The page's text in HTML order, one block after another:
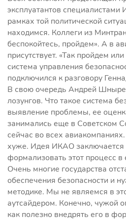
эксплуатантов
рамках той политической
находимся. Коллеги из
беспокойтесь, пройдем». А в
присутствует. «Так пройдем
система управления
подключился к разговору
В свою очередь Андрей
лозунгов. Что такое система
выявление проблемы, ее
занимались еще в Советском
сейчас во всех
хуже. Идея ИКАО заключается
формализовать этот процесс в
Очень многие государства
обеспечения безопасности и
методике. Мы не являемся в
аутсайдером. Конечно, чужой
как полезно внедрять его в